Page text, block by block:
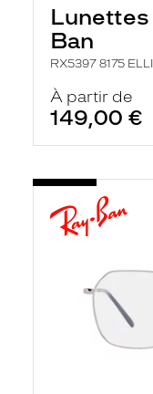
Lunettes
Ban
RX5397 8175
À partir de
149,00 €